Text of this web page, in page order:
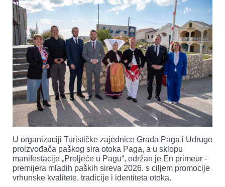
U organizaciji Turističke zajednice Grada Paga i Udruge
proizvođača paškog sira otoka Paga, a u sklopu
manifestacije „Proljeće u Pagu“, održan je En primeur -
premijera mladih paških sireva 2026. s ciljem promocije
vrhunske kvalitete, tradicije i identiteta otoka.